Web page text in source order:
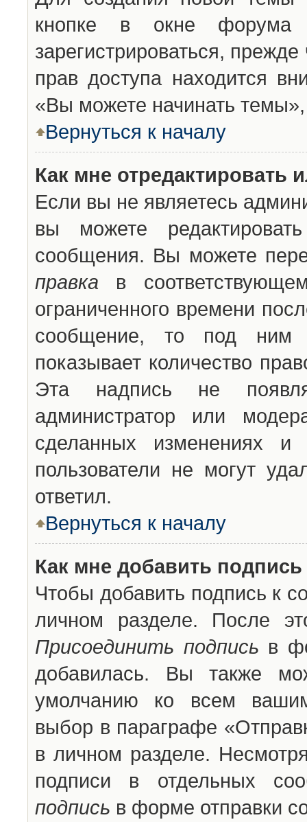
кнопке в окне
зарегистрироваться,
прав доступа находится
«Вы можете начинать
Вернуться к началу
Как мне отредактировать
Если вы не являетесь
вы можете
сообщения. Вы можете
правка в
ограниченного времени
сообщение, то под ним
показывает количество
Эта надпись не
администратор или
сделанных изменениях
пользователи не могут
ответил.
Вернуться к началу
Как мне добавить
Чтобы добавить подпись к
личном разделе. После
Присоединить подпись в
добавилась. Вы также
умолчанию ко всем
выбор в параграфе
в личном разделе.
подписи в отдельных
подпись в форме отправки